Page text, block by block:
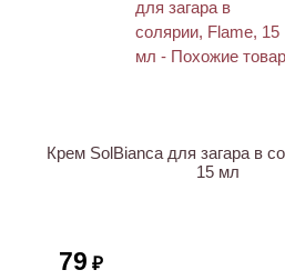
Крем SolBianca для загара в
15 мл
79 ₽